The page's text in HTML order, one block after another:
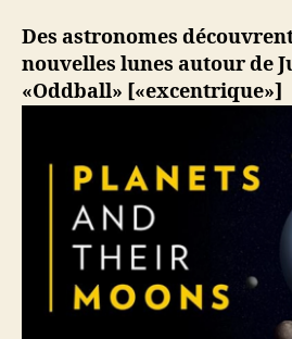
Des astronomes
nouvelles lunes autour de
«Oddball» [«excentrique»]